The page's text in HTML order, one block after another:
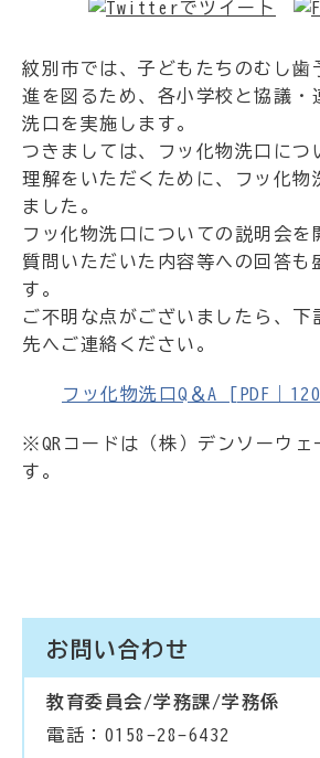
紋別市では、子どもたちのむし歯
進を図るため、各小学校と協議・
洗口を実施します。
つきましては、フッ化物洗口につ
理解をいただくために、フッ化物
ました。
フッ化物洗口についての説明会を
質問いただいた内容等への回答も
す。
ご不明な点がございましたら、下
先へご連絡ください。
フッ化物洗口Q＆A [PDF｜
※QRコードは（株）デンソーウェ
す。
お問い合わせ
教育委員会/学務課/学務係
電話：0158-28-6432